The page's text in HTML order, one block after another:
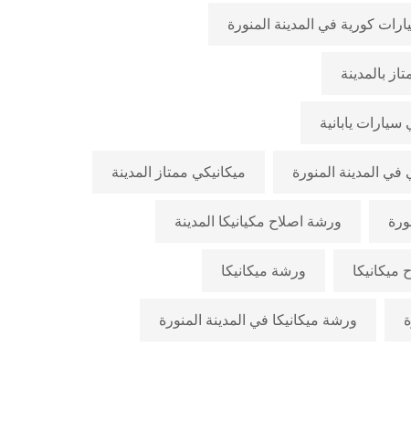
كورية في المدينة المنورة
بالمدينة
سيارات يابانية
في المدينة المنورة ميكانيكي ممتاز المدينة
ورشة اصلاح مكيانيكا المدينة
ورشة ميكانيكا
ورشة ميكانيكا في المدينة المنورة